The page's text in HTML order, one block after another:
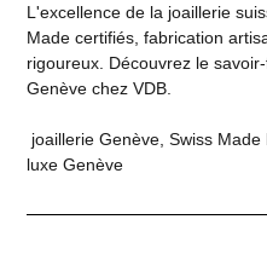
L'excellence de la joaillerie
Made certifiés, fabrication
rigoureux. Découvrez le
Genève chez VDB.
joaillerie Genève, Swiss
luxe Genève